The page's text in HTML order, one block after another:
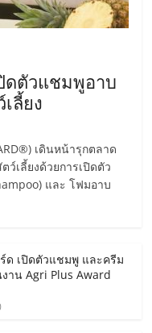
ปิดตัวแชมพูอาบ
ลี้ยง
เดินหน้ารุกตลาด
ว์เลี้ยงด้วยการเปิดตัว
และ โฟมอาบ
ด เปิดตัวแชมพู และครีม
าน Agri Plus Award